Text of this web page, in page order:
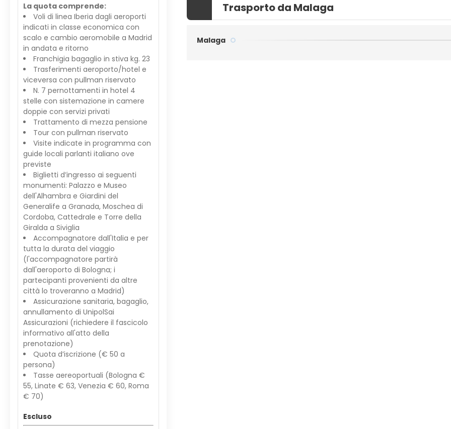
Trasporto da Malaga
Malaga
La quota comprende:
Voli di linea Iberia dagli aeroporti
indicati in classe economica con
scalo e cambio aeromobile a Madrid
in andata e ritorno
Franchigia bagaglio in stiva kg. 23
Trasferimenti aeroporto/hotel e
viceversa con pullman riservato
N. 7 pernottamenti in hotel 4
stelle con sistemazione in camere
doppie con servizi privati
Trattamento di mezza pensione
Tour con pullman riservato
Visite indicate in programma con
guide locali parlanti italiano ove
previste
Biglietti d’ingresso ai seguenti
monumenti: Palazzo e Museo
dell'Alhambra e Giardini del
Generalife a Granada, Moschea di
Cordoba, Cattedrale e Torre della
Giralda a Siviglia
Accompagnatore dall'Italia e per
tutta la durata del viaggio
(l'accompagnatore partirà
dall'aeroporto di Bologna; i
partecipanti provenienti da altre
città lo troveranno a Madrid)
Assicurazione sanitaria, bagaglio,
annullamento di UnipolSai
Assicurazioni (richiedere il fascicolo
informativo all'atto della
prenotazione)
Quota d’iscrizione (€ 50 a
persona)
Tasse aereoportuali (Bologna €
55, Linate € 63, Venezia € 60, Roma
€ 70)
Escluso